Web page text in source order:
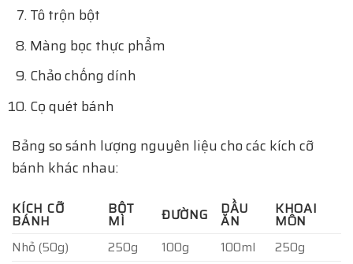
Tô trộn bột
Màng bọc thực phẩm
Chảo chống dính
Cọ quét bánh
Bảng so sánh lượng nguyên liệu cho các kích cỡ
bánh khác nhau:
KÍCH CỠ
BÁNH
BỘT
MÌ ĐƯỜNG DẦU
ĂN
KHOAI
MÔN
Nhỏ (50g)
250g 100g 100ml
250g